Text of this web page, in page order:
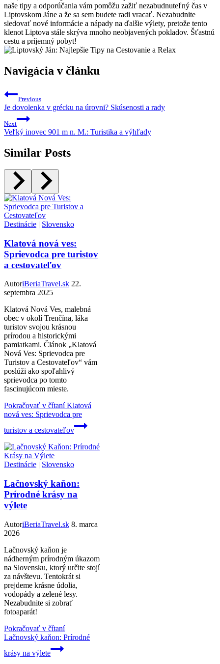
naše tipy a odporúčania vám pomôžu zažiť nezabudnuteľný čas v
Liptovskom Jáne a že sa sem budete radi vracať. Nezabudnite
sledovať nové informácie a nápady na ďalšie výlety, pretože tento
klenot Liptova stále skrýva mnoho neobjavených pokladov. Šťastnú
cestu a príjemný pobyt!
Navigácia v článku
Previous
Je dovolenka v grécku na úrovni? Skúsenosti a rady
Next
Veľký inovec 901 m n. M.: Turistika a výhľady
Similar Posts
Destinácie | Slovensko
Klatová nová ves:
Sprievodca pre turistov
a cestovateľov
AutoriBeriaTravel.sk 22.
septembra 2025
Klatová Nová Ves, malebná
obec v okolí Trenčína, láka
turistov svojou krásnou
prírodou a historickými
pamiatkami. Článok „Klatová
Nová Ves: Sprievodca pre
Turistov a Cestovateľov“ vám
poslúži ako spoľahlivý
sprievodca po tomto
fascinujúcom mieste.
Pokračovať v čítaníKlatová
nová ves: Sprievodca pre
turistov a cestovateľov
Destinácie | Slovensko
Lačnovský kaňon:
Prírodné krásy na
výlete
AutoriBeriaTravel.sk 8. marca
2026
Lačnovský kaňon je
nádherným prírodným úkazom
na Slovensku, ktorý určite stojí
za návštevu. Tentokrát si
prejdeme krásne údolia,
vodopády a zelené lesy.
Nezabudnite si zobrať
fotoaparát!
Pokračovať v čítaní
Lačnovský kaňon: Prírodné
krásy na výlete